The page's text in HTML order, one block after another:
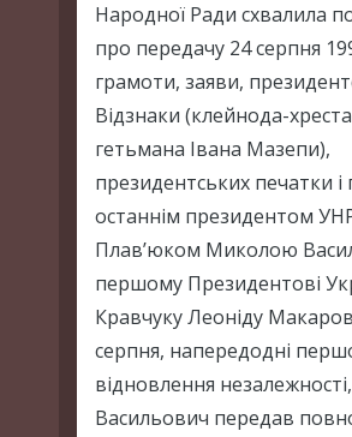
Народної Ради схвалила
про передачу 24 серпня
грамоти, заяви,
Відзнаки (клейнода-хреста
гетьмана Івана Мазепи),
президентських печатки
останнім президентом
Плав’юком Миколою
першому Президентові
Кравчуку Леоніду
серпня, напередодні
відновлення
Васильович передав